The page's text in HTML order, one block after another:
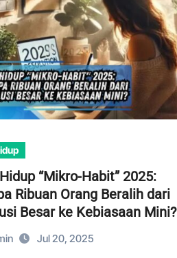
“Mikro-Habit” 2025:
Ribuan Orang Beralih dari
Besar ke Kebiasaan Mini?
Jul 20, 2025